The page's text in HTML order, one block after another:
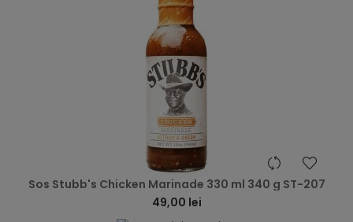
Sos Stubb's Chicken Marinade 330 ml 340 g ST-207
49,00 lei